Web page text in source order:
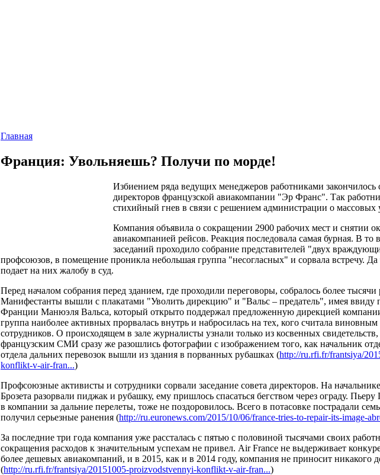
Главная
Франция: Увольняешь? Получи по морде!
Избиением ряда ведущих менеджеров работниками закончилось
директоров французской авиакомпании "Эр Франс". Так
стихийный гнев в связи с решением администрации о массовых
Компания объявила о сокращении 2900 рабочих мест и снятии
авиакомпанией рейсов. Реакция последовала самая бурная. В то
заседаний проходило собрание представителей "двух
профсоюзов, в помещение проникла небольшая группа "несогласных" и сорвала встречу. Да
подает на них жалобу в суд.
Перед началом собрания перед зданием, где проходили переговоры, собралось более
Манифестанты вышли с плакатами "Уволить дирекцию" и "Вальс – предатель", имея ввиду
Франции Манюэля Вальса, который открыто поддержал предложенную дирекцией
группа наиболее активных прорвалась внутрь и набросилась на тех, кого считала
сотрудников. О происходящем в зале журналисты узнали только из косвенных
французским СМИ сразу же разошлись фотографии с изображением того, как начальник
отдела дальних перевозок вышли из здания в порванных рубашках (http://ru.rfi.fr/frantsiya/
konflikt-v-air-fran...)
Профсоюзные активисты и сотрудники сорвали заседание совета директоров. На
Брозета разорвали пиджак и рубашку, ему пришлось спасаться бегством через ограду.
в компании за дальние перелеты, тоже не поздоровилось. Всего в потасовке пострадали
получил серьезные ранения (http://ru.euronews.com/2015/10/06/france-tries-to-repair-its-image-
За последние три года компания уже рассталась с пятью с половиной тысячами своих
сокращения расходов к значительным успехам не привел. Air France не выдерживает
более дешевых авиакомпаний, и в 2015, как и в 2014 году, компания не приносит никакого
(http://ru.rfi.fr/frantsiya/20151005-proizvodstvennyi-konflikt-v-air-fran...)